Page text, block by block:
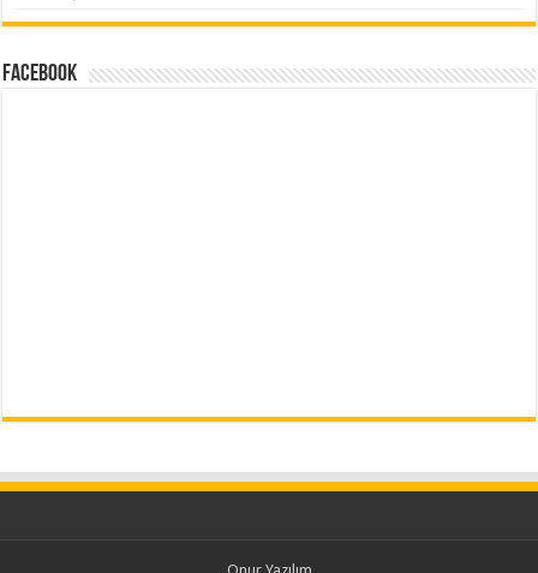
Facebook